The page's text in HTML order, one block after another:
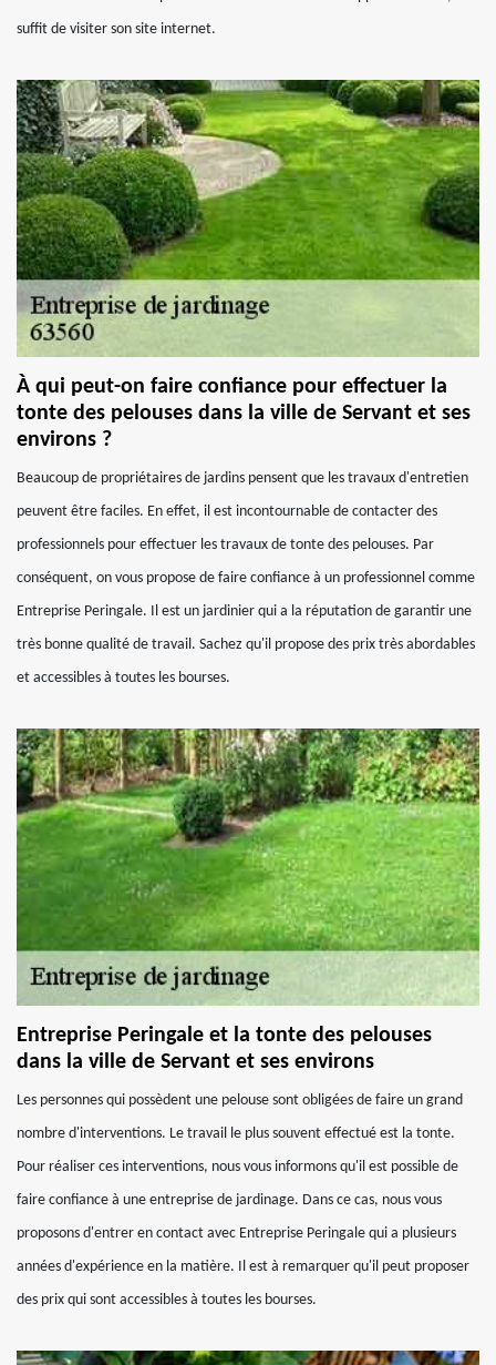
suffit de visiter son site internet.
À qui peut-on faire confiance pour effectuer la
tonte des pelouses dans la ville de Servant et ses
environs ?
Beaucoup de propriétaires de jardins pensent que les travaux d'entretien
peuvent être faciles. En effet, il est incontournable de contacter des
professionnels pour effectuer les travaux de tonte des pelouses. Par
conséquent, on vous propose de faire confiance à un professionnel comme
Entreprise Peringale. Il est un jardinier qui a la réputation de garantir une
très bonne qualité de travail. Sachez qu'il propose des prix très abordables
et accessibles à toutes les bourses.
Entreprise Peringale et la tonte des pelouses
dans la ville de Servant et ses environs
Les personnes qui possèdent une pelouse sont obligées de faire un grand
nombre d'interventions. Le travail le plus souvent effectué est la tonte.
Pour réaliser ces interventions, nous vous informons qu'il est possible de
faire confiance à une entreprise de jardinage. Dans ce cas, nous vous
proposons d'entrer en contact avec Entreprise Peringale qui a plusieurs
années d'expérience en la matière. Il est à remarquer qu'il peut proposer
des prix qui sont accessibles à toutes les bourses.